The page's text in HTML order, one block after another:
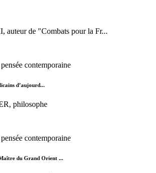
de "Combats pour la Fr...
contemporaine
d’aujourd...
philosophe
contemporaine
du Grand Orient ...